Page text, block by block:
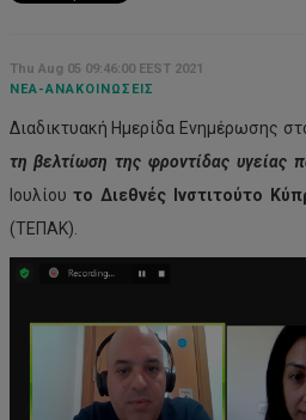
Thu Aug 05 09:46:00 EEST 2021
ΝΈΑ-ΑΝΑΚΟΙΝΏΣΕΙΣ
Διαδικτυακή Ημερίδα Ενημέρωσης
τη βελτίωση της φροντίδας υγείας
Ιουλίου το Διεθνές Ινστιτούτο
(ΤΕΠΑΚ).